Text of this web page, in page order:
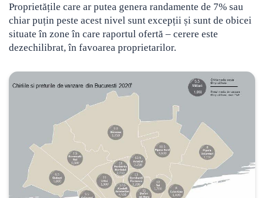
Proprietățile care ar putea genera randamente de 7% sau
chiar puțin peste acest nivel sunt excepții și sunt de obicei
situate în zone în care raportul ofertă – cerere este
dezechilibrat, în favoarea proprietarilor.